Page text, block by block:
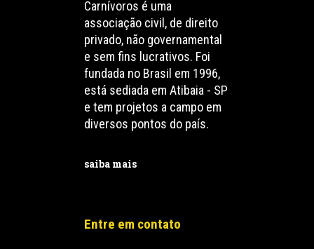
Carnívoros é uma
associação civil, de direito
privado, não governamental
e sem fins lucrativos. Foi
fundada no Brasil em 1996,
está sediada em Atibaia - SP
e tem projetos a campo em
diversos pontos do país.
saiba mais
Entre em contato